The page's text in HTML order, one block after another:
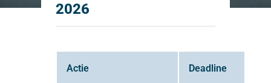
2026
Actie Deadline